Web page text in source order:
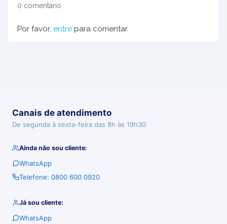
0 comentário
Por favor, entre para comentar.
Canais de atendimento
De segunda à sexta-feira das 8h às 19h30
Ainda não sou cliente:
WhatsApp
Telefone: 0800 600 0920
Já sou cliente:
WhatsApp